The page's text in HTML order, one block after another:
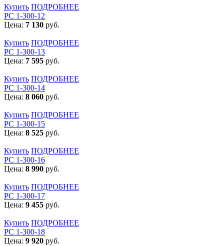
Купить ПОДРОБНЕЕ
РС 1-300-12
Цена: 7 130 руб.
Купить ПОДРОБНЕЕ
РС 1-300-13
Цена: 7 595 руб.
Купить ПОДРОБНЕЕ
РС 1-300-14
Цена: 8 060 руб.
Купить ПОДРОБНЕЕ
РС 1-300-15
Цена: 8 525 руб.
Купить ПОДРОБНЕЕ
РС 1-300-16
Цена: 8 990 руб.
Купить ПОДРОБНЕЕ
РС 1-300-17
Цена: 9 455 руб.
Купить ПОДРОБНЕЕ
РС 1-300-18
Цена: 9 920 руб.